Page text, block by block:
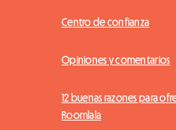
Centro de confianza
Opiniones y comentarios
12 buenas razones para
Roomlala